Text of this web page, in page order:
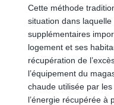
Cette méthode
situation dans
supplémentaires
logement et ses
récupération de
l’équipement du
chaude utilisée par
l’énergie récupérée à